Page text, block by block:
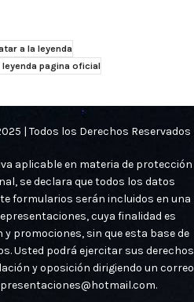
a la leyenda
leyenda pagina oficial
| Todos los Derechos Reservados
aplicable en materia de protección
se declara que todos los datos
formularios serán incluidos en una
cuya finalidad es
promociones, sin que esta base de
Usted podrá ejercitar sus derechos
y oposición dirigiendo un correo